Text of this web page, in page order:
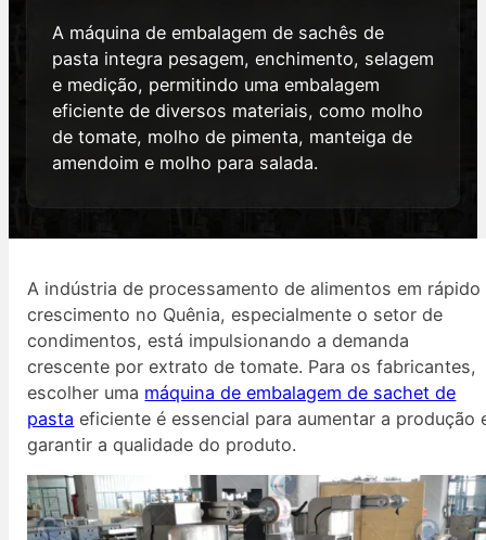
A máquina de embalagem de sachês de
pasta integra pesagem, enchimento, selagem
e medição, permitindo uma embalagem
eficiente de diversos materiais, como molho
de tomate, molho de pimenta, manteiga de
amendoim e molho para salada.
A indústria de processamento de alimentos em rápido
crescimento no Quênia, especialmente o setor de
condimentos, está impulsionando a demanda
crescente por extrato de tomate. Para os fabricantes,
escolher uma máquina de embalagem de sachet de
pasta eficiente é essencial para aumentar a produção
garantir a qualidade do produto.